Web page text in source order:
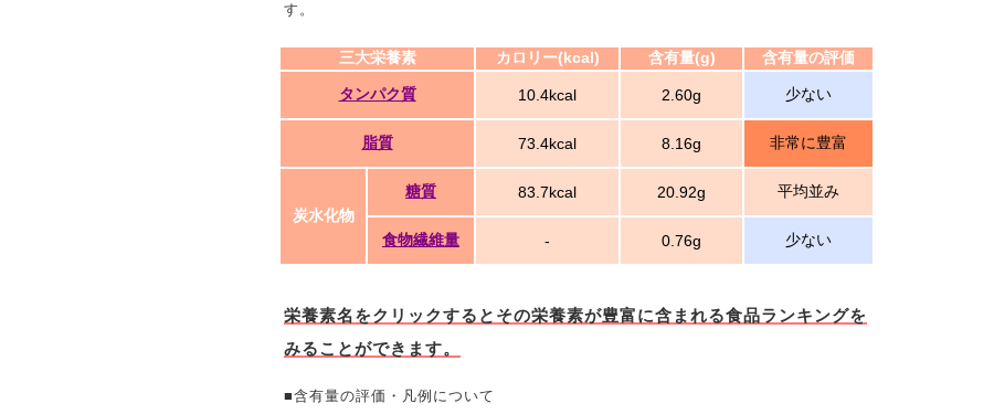
す。
三大栄養素 カロリー(kcal) 含有量(g) 含有量の評価
タンパク質 10.4kcal 2.60g 少ない
脂質 73.4kcal 8.16g 非常に豊富
炭水化物
糖質 83.7kcal 20.92g 平均並み
食物繊維量 - 0.76g 少ない
栄養素名をクリックするとその栄養素が豊富に含まれる食品ランキングを
みることができます。
■含有量の評価・凡例について